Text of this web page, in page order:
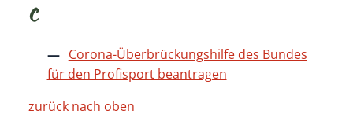
C
Corona-Überbrückungshilfe des Bundes
für den Profisport beantragen
zurück nach oben